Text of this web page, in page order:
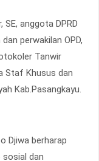
anggota DPRD
perwakilan OPD,
Tanwir
Staf Khusus dan
Kab.Pasangkayu.
Djiwa berharap
dan